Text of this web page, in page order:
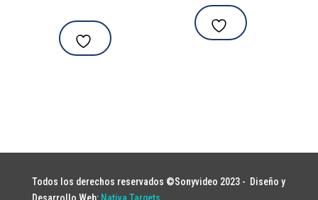
Todos los derechos reservados ©Sonyvideo 2023 - Diseño y
Desarrollo Web: Nativa Targets